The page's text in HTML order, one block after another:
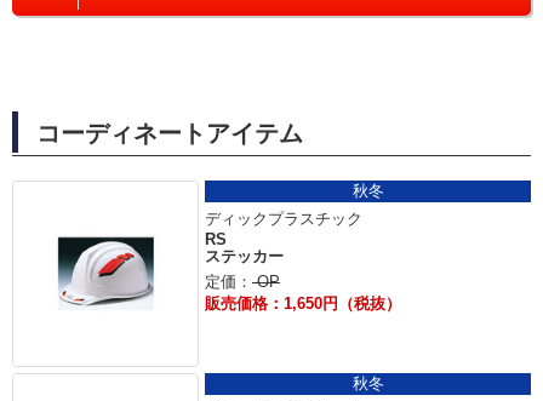
コーディネートアイテム
秋冬
ディックプラスチック
RS
ステッカー
定価： OP
販売価格：1,650円（税抜）
秋冬